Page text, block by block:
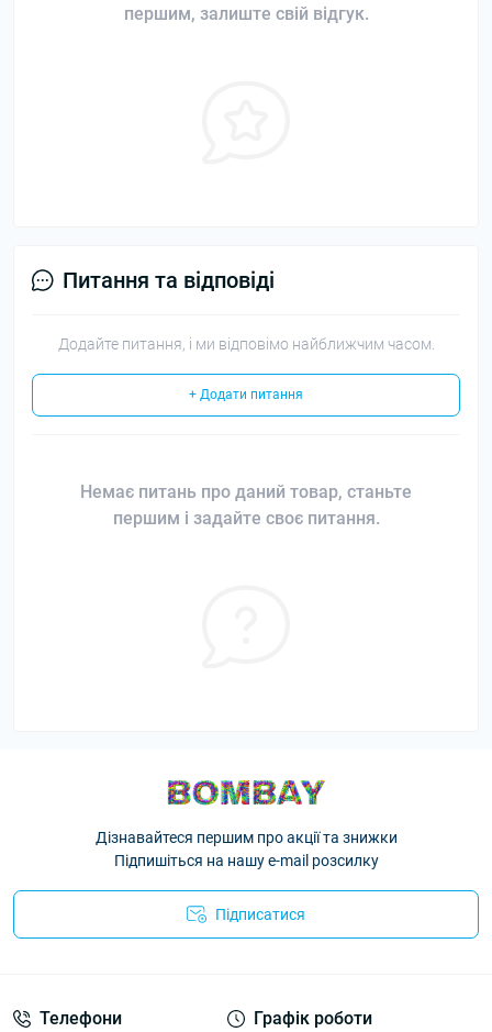
першим, залиште свій відгук.
Питання та відповіді
Додайте питання, і ми відповімо найближчим часом.
+ Додати питання
Немає питань про даний товар, станьте
першим і задайте своє питання.
Дізнавайтеся першим про акції та знижки
Підпишіться на нашу e-mail розсилку
Підписатися
Телефони Графік роботи